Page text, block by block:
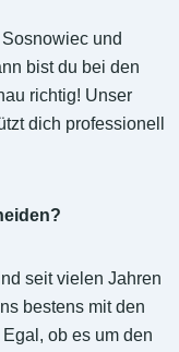
und
bist du bei den
richtig! Unser
dich professionell
seit vielen Jahren
bestens mit den
ob es um den